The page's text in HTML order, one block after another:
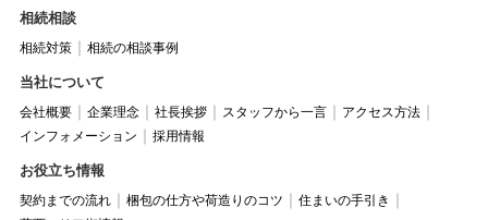
相続相談
相続対策 相続の相談事例
当社について
会社概要 企業理念 社長挨拶 スタッフから一言
アクセス方法
インフォメーション
採用情報
お役立ち情報
契約までの流れ 梱包の仕方や荷造りのコツ
住まいの手引き